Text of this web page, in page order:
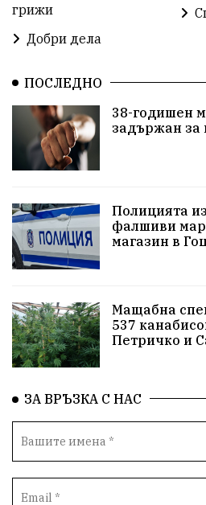
Красива България АМ
РСПБЗН Красивите медии
досъдебно производство
Благотворителност
домашно насилие Пътна
Проверки здравеопазване
БАБХ Фестивал Андрей
Инфраструктура Протести
Дупница
грижи
Добри дела
ПОСЛЕДНО
38-годишен
задържан за
Полицията
фалшиви
магазин в
Мащабна
537
Петричко и
ЗА ВРЪЗКА С НАС